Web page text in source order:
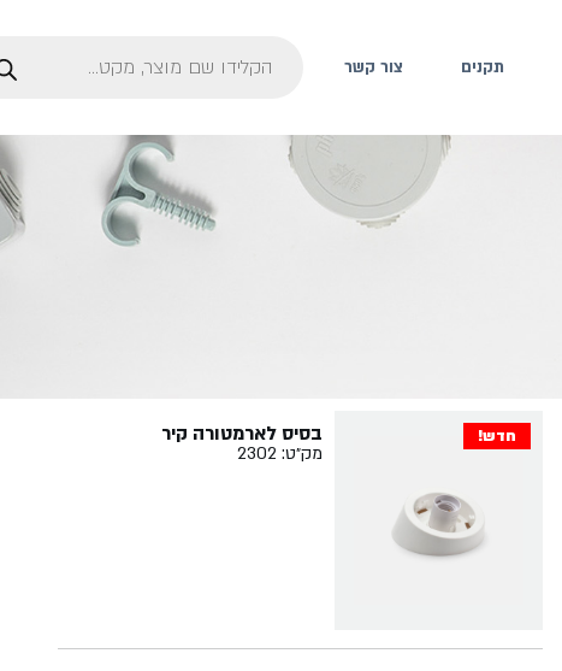
תקנים צור קשר
חדש! בסיס לארמטורה קיר
מק״ט: 2302